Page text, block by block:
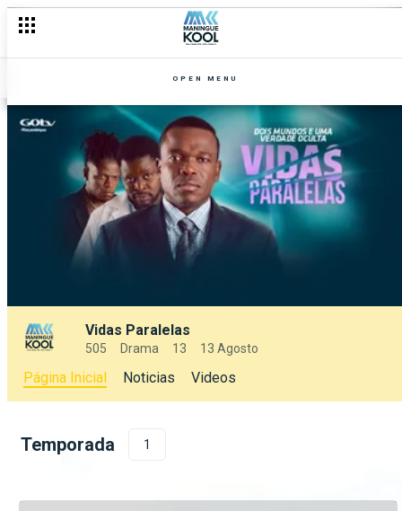
OPEN MENU
Vidas Paralelas
505 Drama 13 13 Agosto
Página Inicial Noticias Videos
Temporada 1